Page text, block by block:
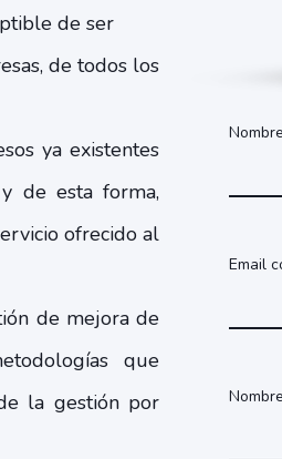
de ser
de todos los
ya existentes
de esta forma,
ofrecido al
de mejora de
que
la gestión por
Nombre
Email